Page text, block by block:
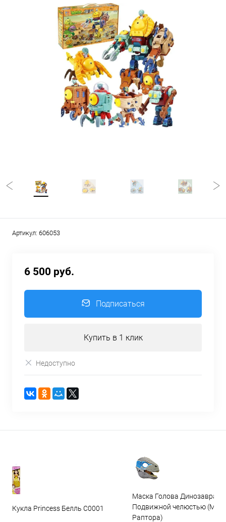
Артикул: 606053
6 500 руб.
Подписаться
Купить в 1 клик
Недоступно
Кукла Princess Белль C0001
Маска Голова Динозавра с
Подвижной челюстью
Раптора)